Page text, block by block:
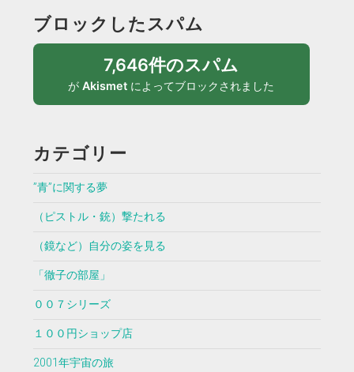
ブロックしたスパム
7,646件のスパム
がAkismet によってブロックされました
カテゴリー
”青”に関する夢
（ピストル・銃）撃たれる
（鏡など）自分の姿を見る
「徹子の部屋」
００７シリーズ
１００円ショップ店
2001年宇宙の旅